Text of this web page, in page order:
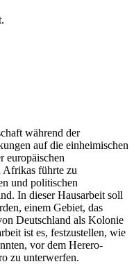
während der
auf die einheimischen
europäischen
Afrikas führte zu
und politischen
In dieser Hausarbeit soll
einem Gebiet, das
Deutschland als Kolonie
ist es, festzustellen, wie
vor dem Herero-
zu unterwerfen.